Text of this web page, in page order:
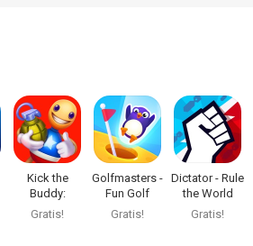
Kick the
Buddy:
Forever
Gratis!
Golfmasters -
Fun Golf
Game
Gratis!
Dictator - Rule
the World
Gratis!